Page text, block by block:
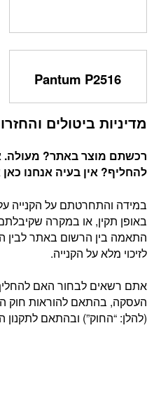
Pantum P2516
מדיניות ביטולים
רכשתם מוצר באתר? מעולה.
להחליף? אין בעיה אנחנו
במידה והתחרטתם על הקנייה
באופן תקין, או במקרה
התאמה בין הרשום באתר לבין
לזיכוי מלא על הקנייה.
אתם רשאים לבחור האם
(להלן: “החוק”) ובהתאם לתקנון